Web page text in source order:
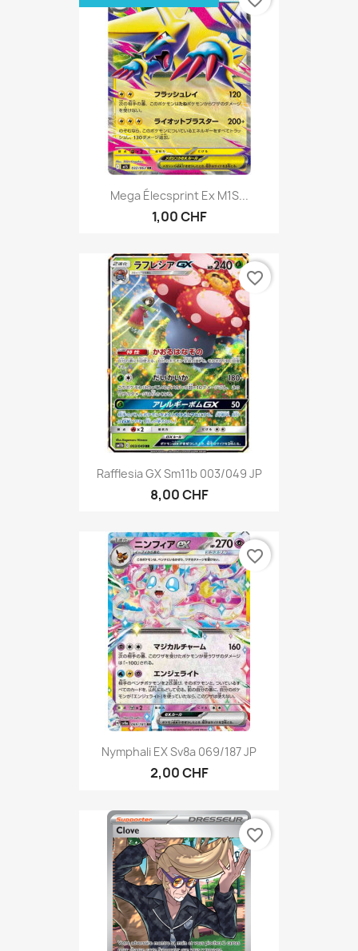
Mega Élecsprint Ex M1S...
1,00 CHF
Rafflesia GX Sm11b 003/049 JP
8,00 CHF
favorite_border
Nymphali EX Sv8a 069/187 JP
2,00 CHF
favorite_border
favorite_border